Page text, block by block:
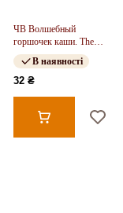
ЧВ Волшебный
горшочек каши. The
Magic Porridge Pot
В наявності
32 ₴